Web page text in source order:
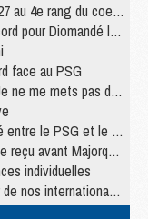
du coefficient UEFA
loin du PSG
face au PSG
mets pas de plafond »
le PSG et le Barça
avant Majorque/PSG
individuelles
nos internationaux »